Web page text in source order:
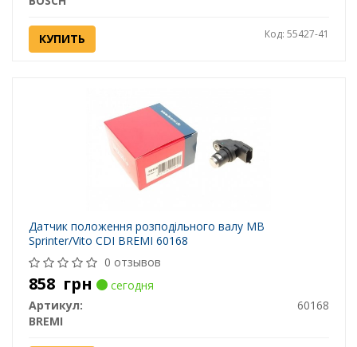
КУПИТЬ Код: 55427-41
Датчик положення розподільного валу MB
Sprinter/Vito CDI BREMI 60168
0 отзывов
858 грн
сегодня
Артикул:
60168
BREMI